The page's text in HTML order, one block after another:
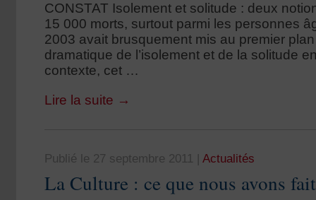
CONSTAT Isolement et solitude : deux
15 000 morts, surtout parmi les personnes
2003 avait brusquement mis au premier
dramatique de l’isolement et de la solitude
contexte, cet …
Lire la suite →
Publié le 27 septembre 2011 Actualités
La Culture : ce que nous avons fait